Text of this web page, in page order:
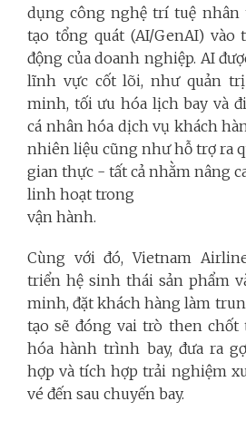
dụng công nghệ trí tuệ nhân
tạo tổng quát (AI/GenAI) vào
động của doanh nghiệp. AI
lĩnh vực cốt lõi, như quản
minh, tối ưu hóa lịch bay và
cá nhân hóa dịch vụ khách
nhiên liệu cũng như hỗ trợ ra
gian thực - tất cả nhằm nâng
linh hoạt trong
vận hành.
Cùng với đó, Vietnam
triển hệ sinh thái sản phẩm
minh, đặt khách hàng làm
tạo sẽ đóng vai trò then chốt
hóa hành trình bay, đưa ra
hợp và tích hợp trải nghiệm
vé đến sau chuyến bay.